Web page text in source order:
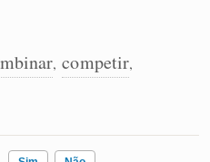
, competir,